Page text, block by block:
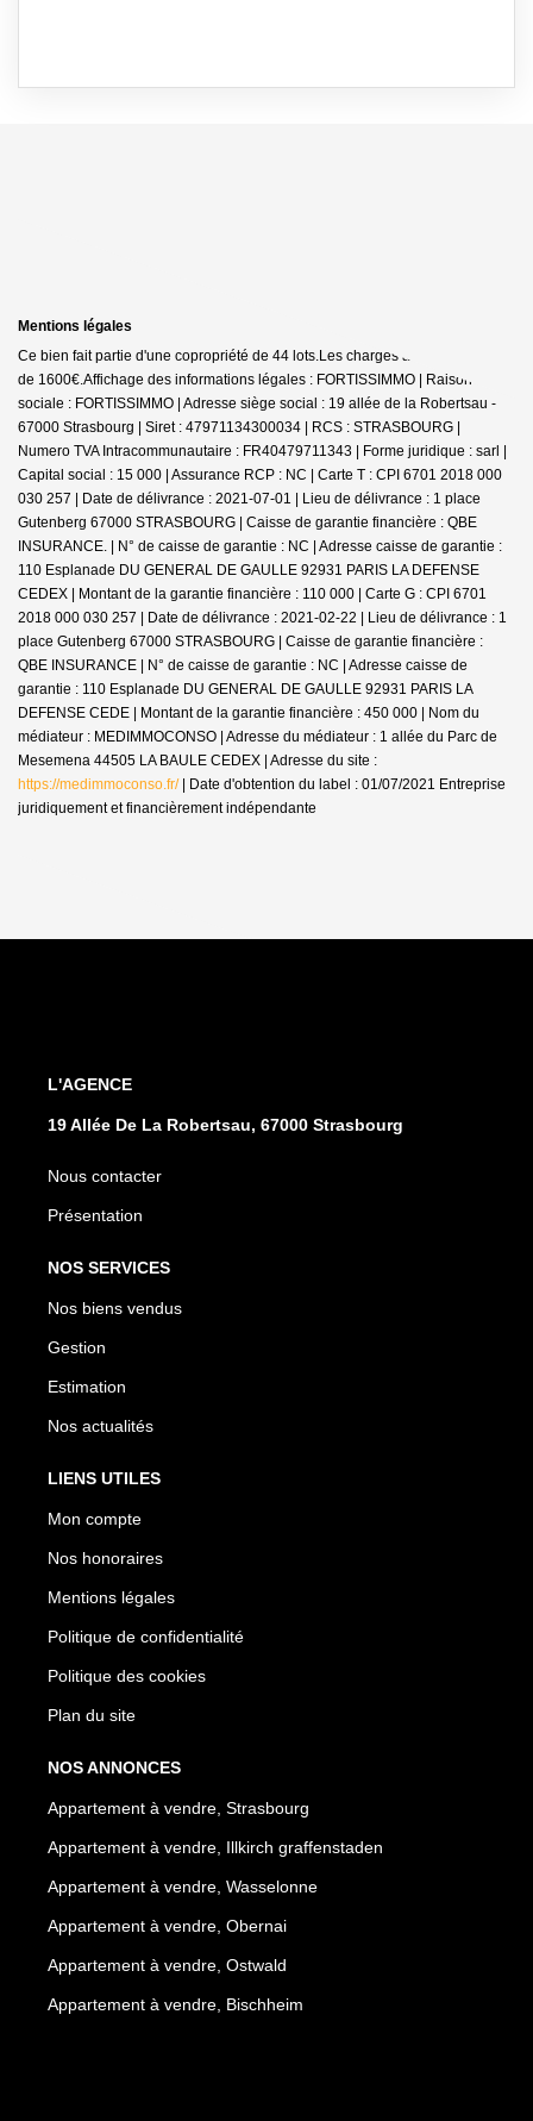
Mentions légales
Ce bien fait partie d'une copropriété de 44 lots.Les charges annuelles sont
de 1600€.Affichage des informations légales : FORTISSIMMO | Raison
sociale : FORTISSIMMO | Adresse siège social : 19 allée de la Robertsau -
67000 Strasbourg | Siret : 47971134300034 | RCS : STRASBOURG |
Numero TVA Intracommunautaire : FR40479711343 | Forme juridique : sarl |
Capital social : 15 000 | Assurance RCP : NC | Carte T : CPI 6701 2018 000
030 257 | Date de délivrance : 2021-07-01 | Lieu de délivrance : 1 place
Gutenberg 67000 STRASBOURG | Caisse de garantie financière : QBE
INSURANCE. | N° de caisse de garantie : NC | Adresse caisse de garantie :
110 Esplanade DU GENERAL DE GAULLE 92931 PARIS LA DEFENSE
CEDEX | Montant de la garantie financière : 110 000 | Carte G : CPI 6701
2018 000 030 257 | Date de délivrance : 2021-02-22 | Lieu de délivrance : 1
place Gutenberg 67000 STRASBOURG | Caisse de garantie financière :
QBE INSURANCE | N° de caisse de garantie : NC | Adresse caisse de
garantie : 110 Esplanade DU GENERAL DE GAULLE 92931 PARIS LA
DEFENSE CEDE | Montant de la garantie financière : 450 000 | Nom du
médiateur : MEDIMMOCONSO | Adresse du médiateur : 1 allée du Parc de
Mesemena 44505 LA BAULE CEDEX | Adresse du site :
https://medimmoconso.fr/| Date d'obtention du label : 01/07/2021 Entreprise
juridiquement et financièrement indépendante
L'AGENCE
19 Allée De La Robertsau, 67000 Strasbourg
Nous contacter
Présentation
NOS SERVICES
Nos biens vendus
Gestion
Estimation
Nos actualités
LIENS UTILES
Mon compte
Nos honoraires
Mentions légales
Politique de confidentialité
Politique des cookies
Plan du site
NOS ANNONCES
Appartement à vendre, Strasbourg
Appartement à vendre, Illkirch graffenstaden
Appartement à vendre, Wasselonne
Appartement à vendre, Obernai
Appartement à vendre, Ostwald
Appartement à vendre, Bischheim